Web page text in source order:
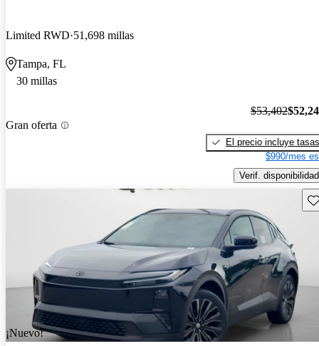
Limited RWD 51,698 millas
Tampa, FL
30 millas
Gran oferta
$53,402
El precio incluye tasas
$990/mes
Verif. disponibilidad
¡Nuevo!